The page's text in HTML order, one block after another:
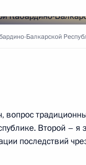
гражданского
Балкарской
вопрос
Второй –
последствий